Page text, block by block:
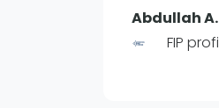
Organisatie
Merken
Abdullah
FIP